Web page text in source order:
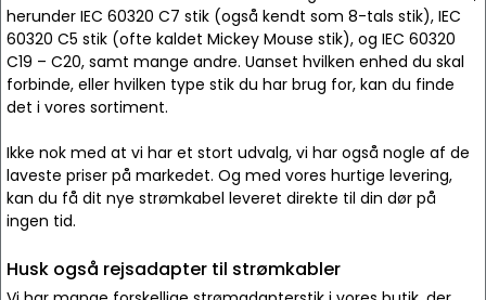
herunder IEC 60320 C7 stik (også kendt som 8-tals stik), IEC
60320 C5 stik (ofte kaldet Mickey Mouse stik), og IEC 60320
C19 – C20, samt mange andre. Uanset hvilken enhed du skal
forbinde, eller hvilken type stik du har brug for, kan du finde
det i vores sortiment.
Ikke nok med at vi har et stort udvalg, vi har også nogle af de
laveste priser på markedet. Og med vores hurtige levering,
kan du få dit nye strømkabel leveret direkte til din dør på
ingen tid.
Husk også rejsadapter til strømkabler